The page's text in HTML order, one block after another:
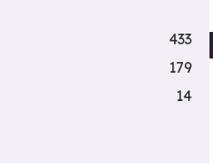
433
179
14